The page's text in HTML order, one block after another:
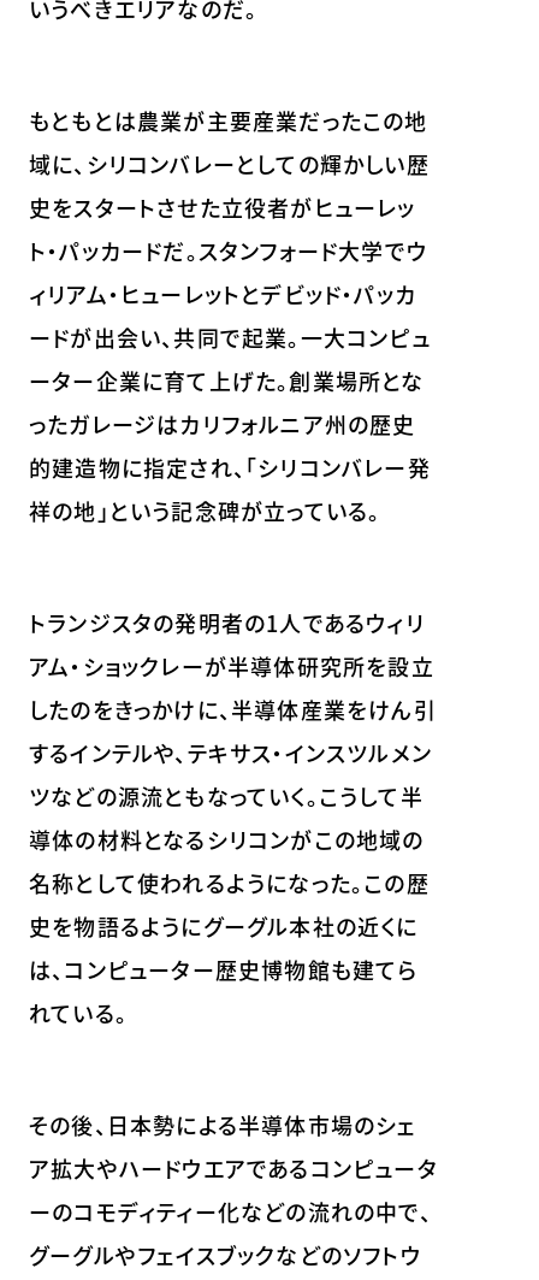
いうべきエリアなのだ。
もともとは農業が主要産業だったこの地
域に、シリコンバレーとしての輝かしい歴
史をスタートさせた立役者がヒューレッ
ト・パッカードだ。スタンフォード大学でウ
ィリアム・ヒューレットとデビッド・パッカ
ードが出会い、共同で起業。一大コンピュ
ーター企業に育て上げた。創業場所とな
ったガレージはカリフォルニア州の歴史
的建造物に指定され、「シリコンバレー発
祥の地」という記念碑が立っている。
トランジスタの発明者の1人であるウィリ
アム・ショックレーが半導体研究所を設立
したのをきっかけに、半導体産業をけん引
するインテルや、テキサス・インスツルメン
ツなどの源流ともなっていく。こうして半
導体の材料となるシリコンがこの地域の
名称として使われるようになった。この歴
史を物語るようにグーグル本社の近くに
は、コンピューター歴史博物館も建てら
れている。
その後、日本勢による半導体市場のシェ
ア拡大やハードウエアであるコンピュータ
ーのコモディティー化などの流れの中で、
グーグルやフェイスブックなどのソフトウ